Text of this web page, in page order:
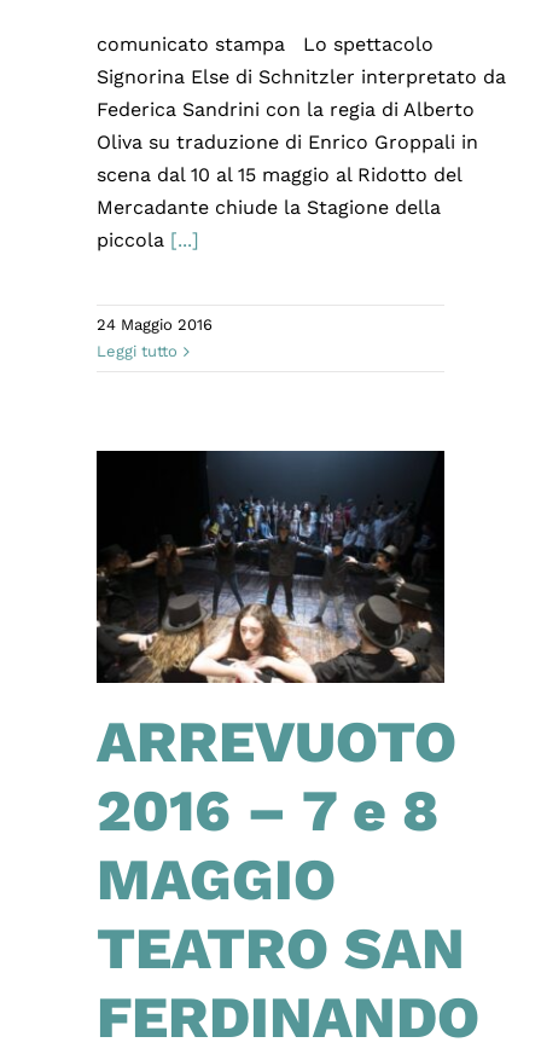
comunicato stampa Lo spettacolo
Signorina Else di Schnitzler interpretato da
Federica Sandrini con la regia di Alberto
Oliva su traduzione di Enrico Groppali in
scena dal 10 al 15 maggio al Ridotto del
Mercadante chiude la Stagione della
piccola [...]
24 Maggio 2016
Leggi tutto
ARREVUOTO
2016 – 7 e 8
MAGGIO
TEATRO SAN
FERDINANDO